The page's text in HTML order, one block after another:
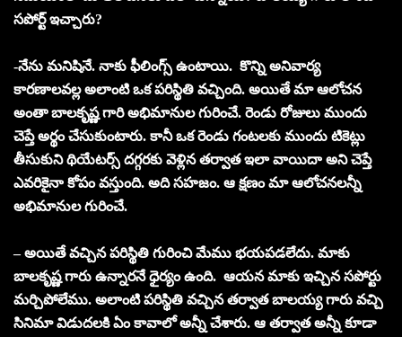
సపోర్ట్ ఇచ్చారు?
-నేను మనిషినే. నాకు ఫీలింగ్స్ ఉంటాయి. కొన్ని అనివార్య
కారణాలవల్ల అలాంటి ఒక పరిస్థితి వచ్చింది. అయితే మా ఆలోచన
అంతా బాలకృష్ణ గారి అభిమానుల గురించే. రెండు రోజులు ముందు
చెప్తే అర్థం చేసుకుంటారు. కానీ ఒక రెండు గంటలకు ముందు టికెట్లు
తీసుకుని థియేటర్స్ దగ్గరకు వెళ్లిన తర్వాత ఇలా వాయిదా అని చెప్తే
ఎవరికైనా కోపం వస్తుంది. అది సహజం. ఆ క్షణం మా ఆలోచనలన్నీ
అభిమానుల గురించే.
– అయితే వచ్చిన పరిస్థితి గురించి మేము భయపడలేదు. మాకు
బాలకృష్ణ గారు ఉన్నారనే ధైర్యం ఉంది. ఆయన మాకు ఇచ్చిన సపోర్టు
మర్చిపోలేము. అలాంటి పరిస్థితి వచ్చిన తర్వాత బాలయ్య గారు వచ్చి
సినిమా విడుదలకి ఏం కావాలో అన్నీ చేశారు. ఆ తర్వాత అన్నీ కూడా